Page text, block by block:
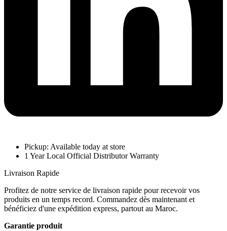
Pickup: Available today at store
1 Year Local Official Distributor Warranty
Livraison Rapide
Profitez de notre service de livraison rapide pour recevoir vos
produits en un temps record. Commandez dès maintenant et
bénéficiez d'une expédition express, partout au Maroc.
Garantie produit